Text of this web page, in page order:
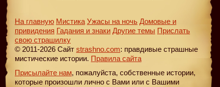
На главную Мистика Ужасы на ночь Домовые и
привидения Гадания и знаки Другие темы Прислать
свою страшилку
© 2011-2026 Сайт strashno.com: правдивые страшные
мистические истории. Правила сайта
Присылайте нам, пожалуйста, собственные истории,
которые произошли лично с Вами или с Вашими